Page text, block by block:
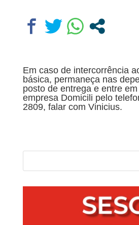
Em caso de intercorrência
básica, permaneça nas
posto de entrega e entre
empresa Domicili pelo
2809, falar com Vinicius.